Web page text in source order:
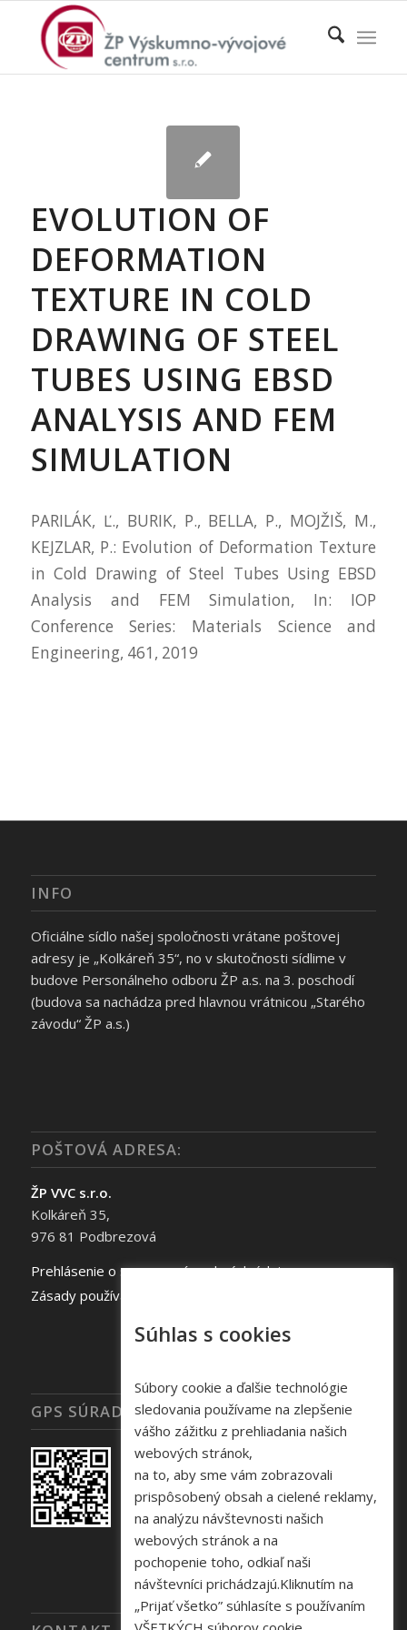
EVOLUTION OF
DEFORMATION
TEXTURE IN COLD
DRAWING OF STEEL
TUBES USING EBSD
ANALYSIS AND FEM
SIMULATION
PARILÁK, Ľ., BURIK, P., BELLA, P., MOJŽIŠ, M.,
KEJZLAR, P.: Evolution of Deformation Texture
in Cold Drawing of Steel Tubes Using EBSD
Analysis and FEM Simulation, In: IOP
Conference Series: Materials Science and
Engineering, 461, 2019
INFO
Oficiálne sídlo našej spoločnosti vrátane poštovej
adresy je „Kolkáreň 35“, no v skutočnosti sídlime v
budove Personálneho odboru ŽP a.s. na 3. poschodí
(budova sa nachádza pred hlavnou vrátnicou „Starého
závodu“ ŽP a.s.)
POŠTOVÁ ADRESA:
ŽP VVC s.r.o.
Kolkáreň 35,
976 81 Podbrezová
Prehlásenie o spracovaní osobných údajov
Zásady používania súborov cookie
GPS SÚRADNICE
Súhlas s cookies
Súbory cookie a ďalšie technológie
sledovania používame na zlepšenie
vášho zážitku z prehliadania našich
webových stránok,
na to, aby sme vám zobrazovali
prispôsobený obsah a cielené reklamy,
na analýzu návštevnosti našich
webových stránok a na
pochopenie toho, odkiaľ naši
návštevníci prichádzajú.Kliknutím na
„Prijať všetko” súhlasíte s používaním